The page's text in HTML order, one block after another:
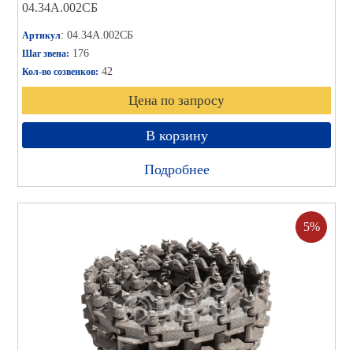
04.34А.002СБ
Артикул: 04.34А.002СБ
Шаг звена: 176
Кол-во созвенков: 42
Цена по запросу
В корзину
Подробнее
5%